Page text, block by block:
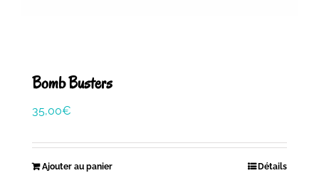
Bomb Busters
35,00€
Ajouter au panier Détails